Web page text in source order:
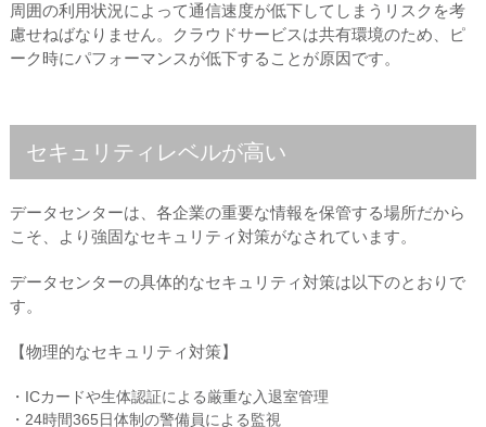
周囲の利用状況によって通信速度が低下してしまうリスクを考
慮せねばなりません。クラウドサービスは共有環境のため、ピ
ーク時にパフォーマンスが低下することが原因です。
セキュリティレベルが高い
データセンターは、各企業の重要な情報を保管する場所だから
こそ、より強固なセキュリティ対策がなされています。
データセンターの具体的なセキュリティ対策は以下のとおりで
す。
【物理的なセキュリティ対策】
・ICカードや生体認証による厳重な入退室管理
・24時間365日体制の警備員による監視